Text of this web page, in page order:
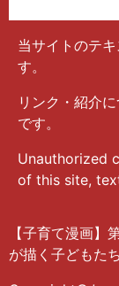
当サイトのテ
す。
リンク・紹介
です。
Unauthorized
of this site,
【子育て漫画
が描く子どもた